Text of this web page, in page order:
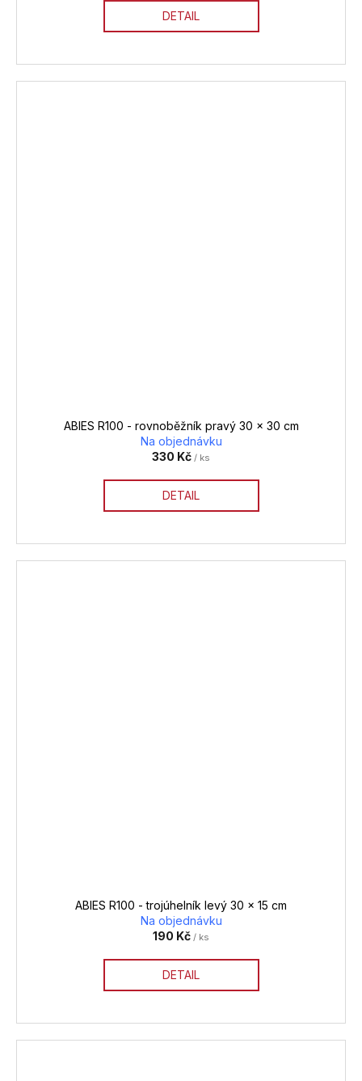
DETAIL
ABIES R100 - rovnoběžník pravý 30 x 30 cm
Na objednávku
330 Kč / ks
DETAIL
ABIES R100 - trojúhelník levý 30 x 15 cm
Na objednávku
190 Kč / ks
DETAIL